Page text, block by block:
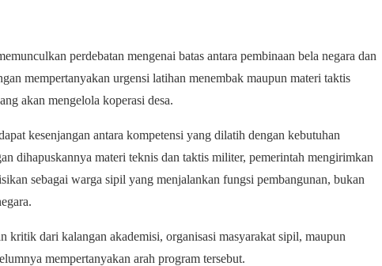
perdebatan mengenai batas antara pembinaan bela negara dan
mempertanyakan urgensi latihan menembak maupun materi taktis
akan mengelola koperasi desa.
kesenjangan antara kompetensi yang dilatih dengan kebutuhan
dihapuskannya materi teknis dan taktis militer, pemerintah mengirimkan
sebagai warga sipil yang menjalankan fungsi pembangunan, bukan
kritik dari kalangan akademisi, organisasi masyarakat sipil, maupun
mempertanyakan arah program tersebut.